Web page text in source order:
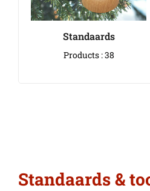
Standaards
Products : 38
Standaards &